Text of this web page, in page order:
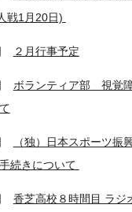
戦1月20日)
２月行事予定
ボランティア部 視覚
（独）日本スポーツ振
続きについて
香芝高校８時間目 ラジ